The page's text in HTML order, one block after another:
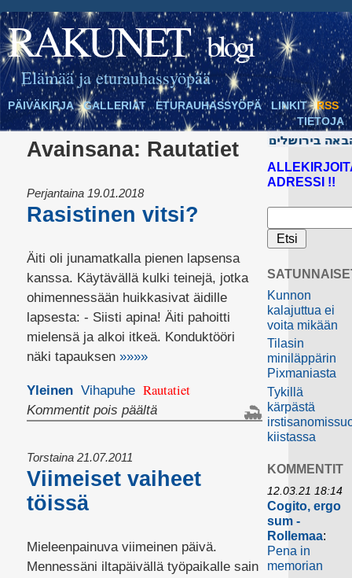
RAKUNET blogi
Elämää ja eturauhassyöpää
PÄIVÄKIRJA GALLERIAT ETURAUHASSYÖPÄ LINKIT
RSS
TIETOJA
Avainsana: Rautatiet
Perjantaina 19.01.2018
Rasistinen vitsi?
Äiti oli junamatkalla pienen lapsensa
kanssa. Käytävällä kulki teinejä, jotka
ohimennessään huikkasivat äidille
lapsesta: - Siisti apina! Äiti pahoitti
mielensä ja alkoi itkeä. Konduktööri
näki tapauksen»»»»
Yleinen Vihapuhe Rautatiet
Kommentit pois päältäartikkelissa
Torstaina 21.07.2011
Viimeiset vaiheet
töissä
Mieleenpainuva viimeinen päivä.
Mennessäni iltapäivällä työpaikalle sain
ADRESSI !!
Kunnon
kalajuttua ei
voita mikään
Tilasin
miniläppärin
Pixmaniasta
Tykillä
kärpästä
kiistassa
KOMMENTIT
12.03.21 18:14
Cogito, ergo
sum -
Rollemaa:
Pena in
memorian